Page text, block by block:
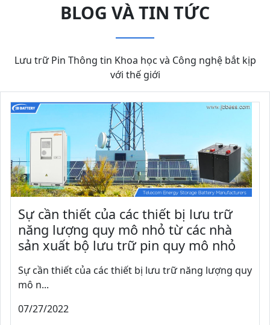
BLOG VÀ TIN TỨC
Lưu trữ Pin Thông tin Khoa học và Công nghệ bắt kịp
với thế giới
Sự cần thiết của các thiết bị lưu trữ
năng lượng quy mô nhỏ từ các nhà
sản xuất bộ lưu trữ pin quy mô nhỏ
Sự cần thiết của các thiết bị lưu trữ năng lượng quy
mô n...
07/27/2022